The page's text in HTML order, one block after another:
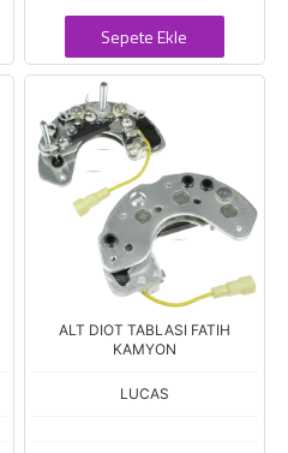
Sepete Ekle
ALT DIOT TABLASI FATIH
KAMYON
LUCAS